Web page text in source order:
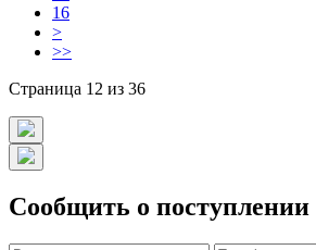
16
>
>>
Страница 12 из 36
Сообщить о поступлении